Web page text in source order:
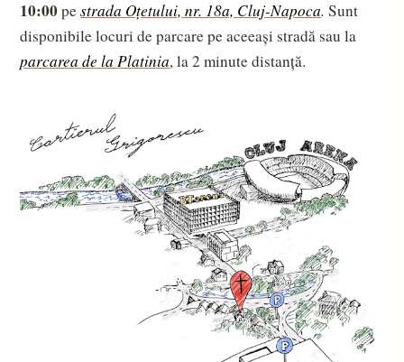
10:00 pe strada Oțetului, nr. 18a, Cluj-Napoca. Sunt
parcarea de la Platinia, la 2 minute distanță.